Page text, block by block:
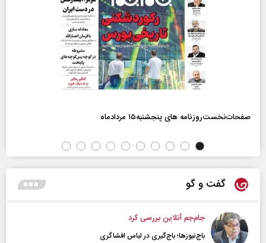
صفحات‌نخست‌روزنامه ها‌ی پنجشنبه‌۱۵ مردادماه
گفت و گو
جام‌جم آنلاین بررسی کرد
باج‌نیوزها؛ باج‌گیری در لباس افشاگری